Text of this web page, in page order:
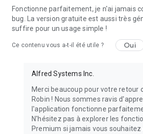
Fonctionne parfaitement, je n'ai jamais
bug. La version gratuite est aussi très
suffire pour un usage simple !
Ce contenu vous a-t-il été utile ? Oui
Alfred Systems Inc.
Merci beaucoup pour votre retour
Robin ! Nous sommes ravis
l'application fonctionne
N'hésitez pas à explorer les
Premium si jamais vous souhaitez